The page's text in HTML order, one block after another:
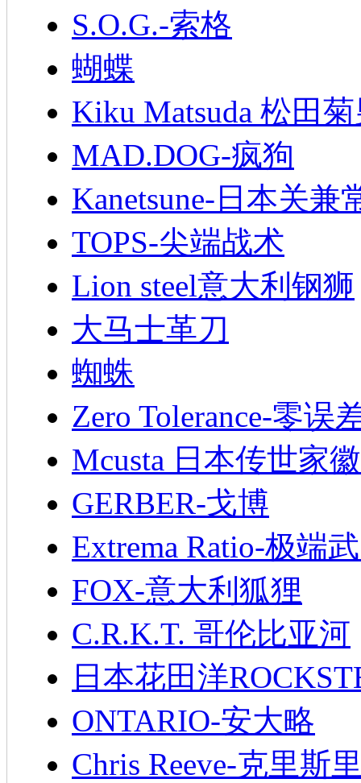
S.O.G.-索格
蝴蝶
Kiku Matsuda 松田
MAD.DOG-疯狗
Kanetsune-日本关兼
TOPS-尖端战术
Lion steel意大利钢狮
大马士革刀
蜘蛛
Zero Tolerance-零误
Mcusta 日本传世家徽
GERBER-戈博
Extrema Ratio-极端
FOX-意大利狐狸
C.R.K.T. 哥伦比亚河
日本花田洋
ONTARIO-安大略
Chris Reeve-克里斯